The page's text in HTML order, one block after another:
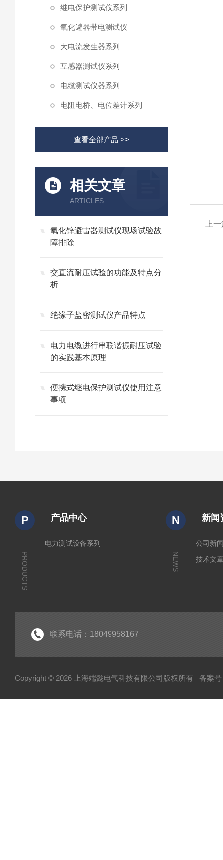
继电保护测试仪系列
氧化避器带电测试仪
大电流发生器系列
互感器测试仪系列
电缆测试仪器系列
电阻电桥、电位差计系列
查看全部产品 >>
相关文章
ARTICLES
氧化锌避雷器测试仪现场试验故
障排除
交直流耐压试验的功能及特点分
析
绝缘子盐密测试仪产品特点
电力电缆进行串联谐振耐压试验
的实践基本原理
便携式继电保护测试仪使用注意
事项
上
P
PRODUCTS
产品中心
电力测试设备系列
N
NEWS
新闻
公司新
技术文
联系电话：18049958167
Copyright © 2026 上海端懿电气科技有限公司版权所有 备案号